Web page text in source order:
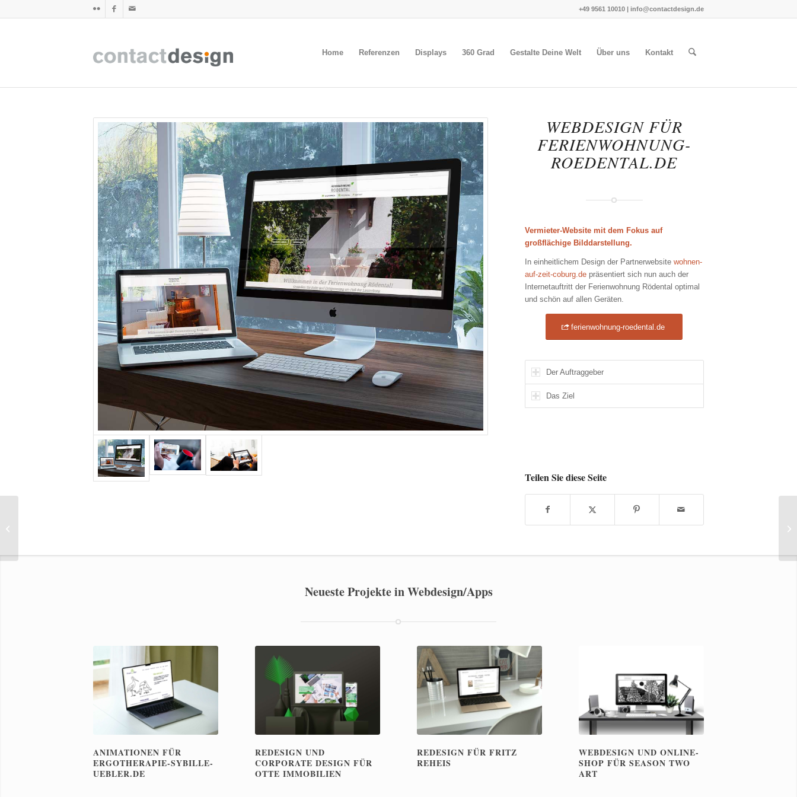
+49 9561 10010 | info@contactdesign.de
Home Referenzen Displays 360 Grad Gestalte Deine Welt Über uns Kontakt
WEBDESIGN FÜR
FERIENWOHNUNG-
ROEDENTAL.DE
Vermieter-Website mit dem Fokus auf
großflächige Bilddarstellung.
In einheitlichem Design der Partnerwebsite wohnen-
auf-zeit-coburg.depräsentiert sich nun auch der
Internetauftritt der Ferienwohnung Rödental optimal
und schön auf allen Geräten.
ferienwohnung-roedental.de
Der Auftraggeber
Das Ziel
Teilen Sie diese Seite
Neueste Projekte in Webdesign/Apps
ANIMATIONEN FÜR
ERGOTHERAPIE-SYBILLE-
UEBLER.DE
REDESIGN UND
CORPORATE DESIGN FÜR
OTTE IMMOBILIEN
REDESIGN FÜR FRITZ
REHEIS
WEBDESIGN UND ONLINE-
SHOP FÜR SEASON TWO
ART